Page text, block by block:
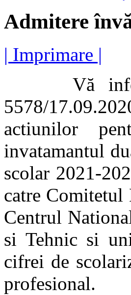
Admitere
| Imprimare |
Vă
5578/
actiunilor
invatamantul
scolar 2021-
catre Comitetul
Centrul
si Tehnic si
cifrei de
profesional.